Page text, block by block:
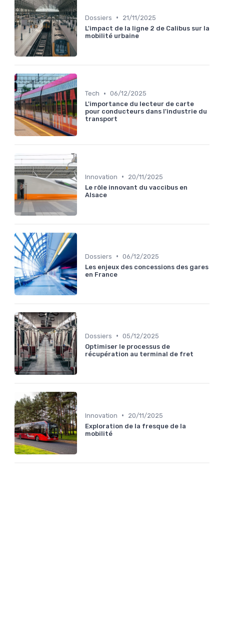
Dossiers •
21/11/2025
L'impact de la ligne 2 de Calibus sur la
mobilité urbaine
Tech • 06/12/2025
L'importance du lecteur de carte
pour conducteurs dans l'industrie du
transport
Innovation •
20/11/2025
Le rôle innovant du vaccibus en
Alsace
Dossiers • 06/12/2025
Les enjeux des concessions des gares
en France
Dossiers • 05/12/2025
Optimiser le processus de
récupération au terminal de fret
Innovation •
20/11/2025
Exploration de la fresque de la
mobilité